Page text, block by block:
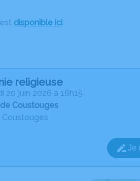
disponible ici.
religieuse
20 juin 2026 à 16h15
de Coustouges
Je